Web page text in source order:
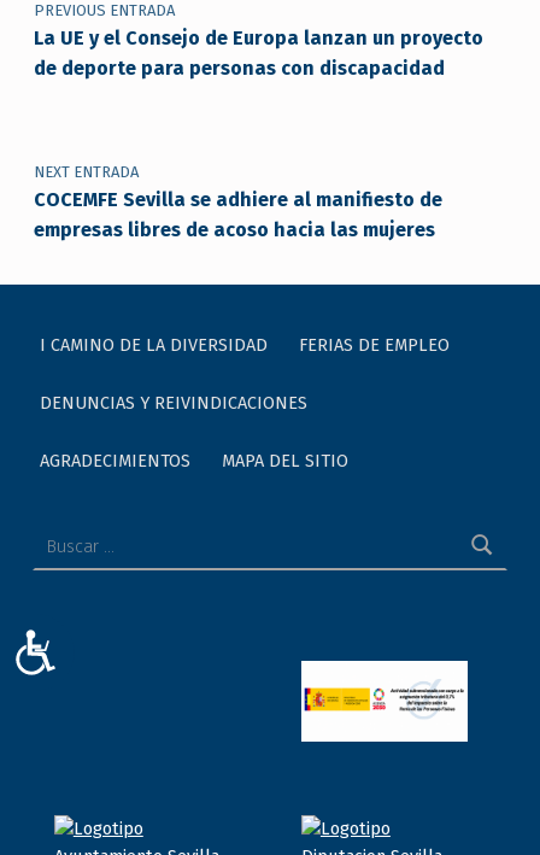
PREVIOUS ENTRADA
La UE y el Consejo de Europa lanzan un proyecto
de deporte para personas con discapacidad
NEXT ENTRADA
COCEMFE Sevilla se adhiere al manifiesto de
empresas libres de acoso hacia las mujeres
I CAMINO DE LA DIVERSIDAD FERIAS DE EMPLEO
DENUNCIAS Y REIVINDICACIONES
AGRADECIMIENTOS MAPA DEL SITIO